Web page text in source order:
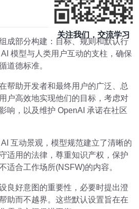
成部分构建：目标、规则和默认行
模型与人类用户互动的支柱，确保
道德标准。
帮助开发者和最终用户的广泛、总
户高效地实现他们的目标，考虑对
响，以及维护 OpenAI 承诺在社区
互动景观，模型规范建立了清晰的
适用的法律，尊重知识产权，保护
适合工作场所(NSFW)的内容。
良好意图的重要性，必要时提出澄
助而不越界。这些默认设置旨在在
关注我们，交流学习